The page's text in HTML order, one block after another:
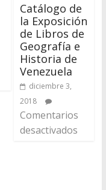
Catálogo de
la Exposición
de Libros de
Geografía e
Historia de
Venezuela
diciembre 3,
2018
Comentarios
desactivados